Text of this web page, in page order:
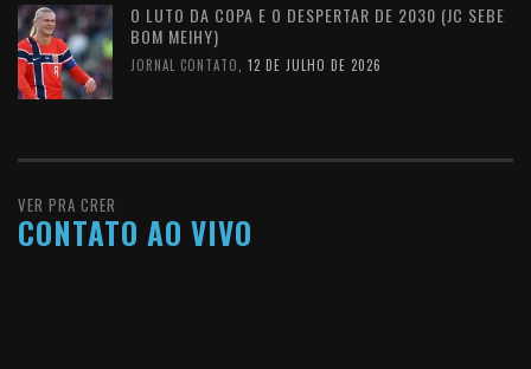
O LUTO DA COPA E O DESPERTAR DE 2030 (JC SEBE
BOM MEIHY)
JORNAL CONTATO 12 DE JULHO DE 2026
VER PRA CRER
CONTATO AO VIVO